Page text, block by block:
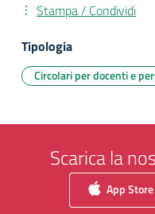
Stampa / Condividi
Tipologia
Circolari per docenti e
Scarica la
App Store